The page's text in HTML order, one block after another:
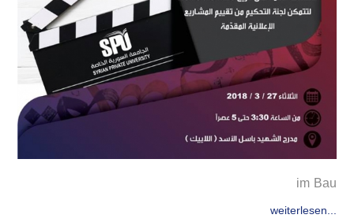
im Bau
weiterlesen...